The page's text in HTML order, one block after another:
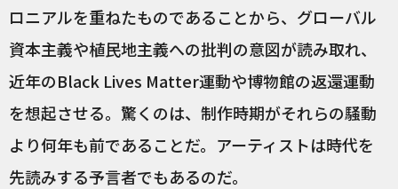
ロニアルを重ねたものであることから、グローバル
資本主義や植民地主義への批判の意図が読み取れ、
近年のBlack Lives Matter運動や博物館の返還運動
を想起させる。驚くのは、制作時期がそれらの騒動
より何年も前であることだ。アーティストは時代を
先読みする予言者でもあるのだ。